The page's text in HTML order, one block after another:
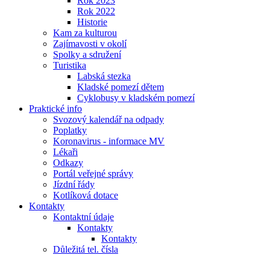
Rok 2022
Historie
Kam za kulturou
Zajímavosti v okolí
Spolky a sdružení
Turistika
Labská stezka
Kladské pomezí dětem
Cyklobusy v kladském pomezí
Praktické info
Svozový kalendář na odpady
Poplatky
Koronavirus - informace MV
Lékaři
Odkazy
Portál veřejné správy
Jízdní řády
Kotlíková dotace
Kontakty
Kontaktní údaje
Kontakty
Kontakty
Důležitá tel. čísla